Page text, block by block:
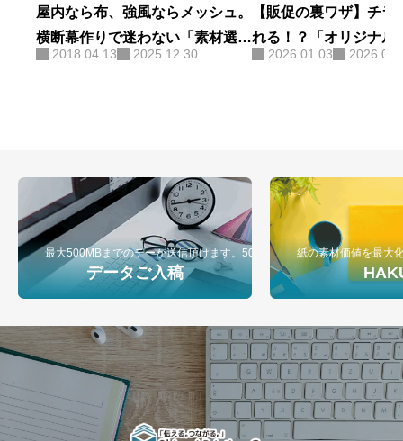
屋内なら布、強風ならメッシュ。
横断幕作りで迷わない「素材選
び」の正解。
2018.04.13 2025.12.30
【販促の裏ワザ】チラ
れる！？「オリジナル
ペーパー包装紙」が最
2026.01.03
最大500MBまでのデーが送信頂けます。500MB以上のデータ入稿は弊
データご入稿
紙の素材価値を最大